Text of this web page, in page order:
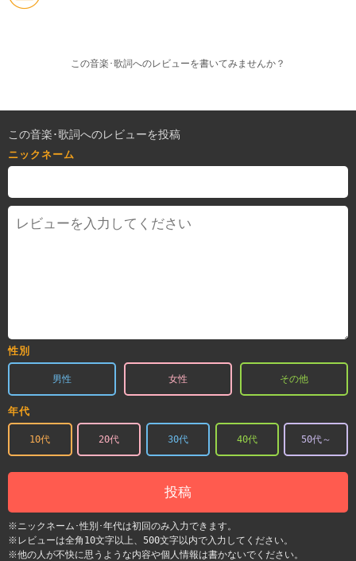
この音楽･歌詞へのレビューを書いてみませんか？
この音楽･歌詞へのレビューを投稿
ニックネーム
性別
男性 女性 その他
年代
10代 20代 30代 40代 50代～
投稿
※ニックネーム･性別･年代は初回のみ入力できます。
※レビューは全角10文字以上、500文字以内で入力してください。
※他の人が不快に思うような内容や個人情報は書かないでください。